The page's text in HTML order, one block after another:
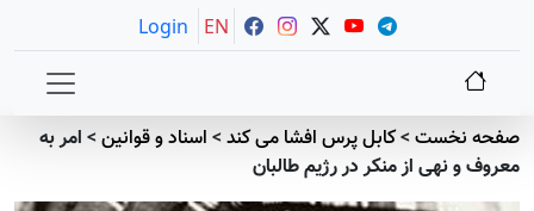
Login EN
صفحه نخست>کابل پرس افشا می کند> اسناد و قوانين> امر به
معروف و نهی از منکر در رژيم طالبان